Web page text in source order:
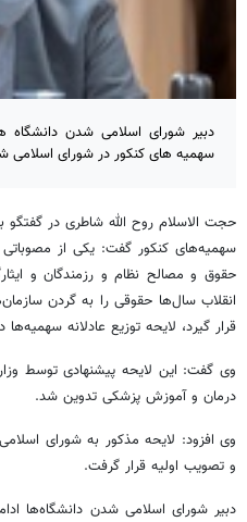
دبیر شورای اسلامی شدن دانشگاه
سهمیه های کنکور در شورای اسلامی
حجت الاسلام روح الله شاطری در گفتگو
سهمیه‌های کنکور گفت: یکی از
حقوق و مصالح نظام و رزمندگان و
انقلاب سال‌ها حقوقی را به گردن
قرار گیرد، لایحه توزیع عادلانه
وی گفت: این لایحه پیشنهادی توسط
درمان و آموزش پزشکی تدوین شد.
وی افزود: لایحه مذکور به شورای
و تصویب اولیه قرار گرفت.
دبیر شورای اسلامی شدن دانشگاه‌ها